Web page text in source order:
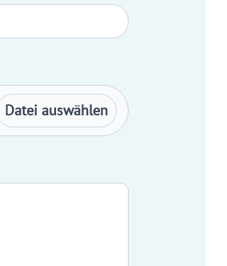
Datei auswählen